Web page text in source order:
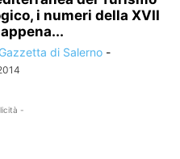
i numeri della XVII
di Salerno -
-